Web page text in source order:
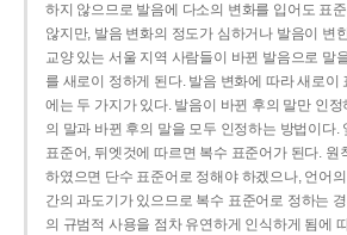
하지 않으므로 발음에 다소의 변화를 입어도 표
않지만, 발음 변화의 정도가 심하거나 발음이 변
교양 있는 서울 지역 사람들이 바뀐 발음으로 말
를 새로이 정하게 된다. 발음 변화에 따라 새로이
에는 두 가지가 있다. 발음이 바뀐 후의 말만 인
의 말과 바뀐 후의 말을 모두 인정하는 방법이다.
표준어, 뒤엣것에 따르면 복수 표준어가 된다. 원
하였으면 단수 표준어로 정해야 하겠으나, 언어
간의 과도기가 있으므로 복수 표준어로 정하는
의 규범적 사용을 점차 유연하게 인식하게 됨에